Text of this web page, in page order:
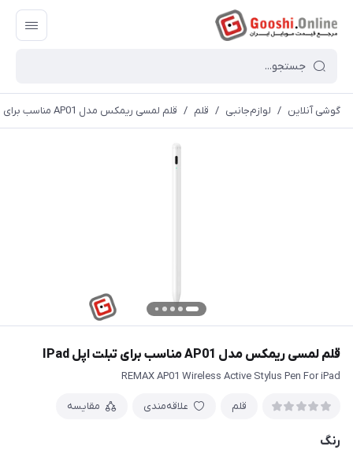
گوشی آنلاین / لوازم‌جانبی / قلم / قلم لمسی ریمکس مدل AP01 مناسب برای تبلت اپل IPad
قلم لمسی ریمکس مدل AP01 مناسب برای تبلت اپل IPad
REMAX AP01 Wireless Active Stylus Pen For iPad
قلم علاقه‌مندی مقایسه
رنگ